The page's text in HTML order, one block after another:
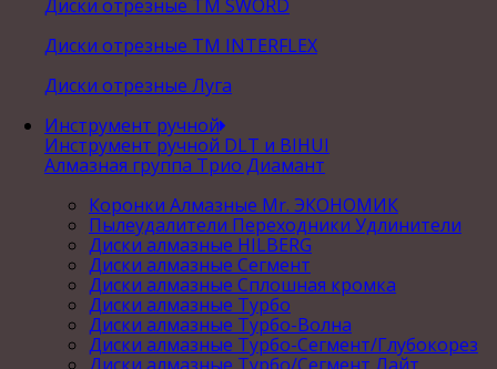
Диски отрезные ТМ SWORD
Диски отрезные ТМ INTERFLEX
Диски отрезные Луга
Инструмент ручной
Инструмент ручной DLT и BIHUI
Алмазная группа Трио Диамант
Коронки Алмазные Mr. ЭКОНОМИК
Пылеудалители Переходники Удлинители
Диски алмазные HILBERG
Диски алмазные Сегмент
Диски алмазные Сплошная кромка
Диски алмазные Турбо
Диски алмазные Турбо-Волна
Диски алмазные Турбо-Сегмент/Глубокорез